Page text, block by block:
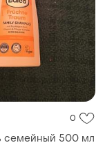
0
семейный 500 мл